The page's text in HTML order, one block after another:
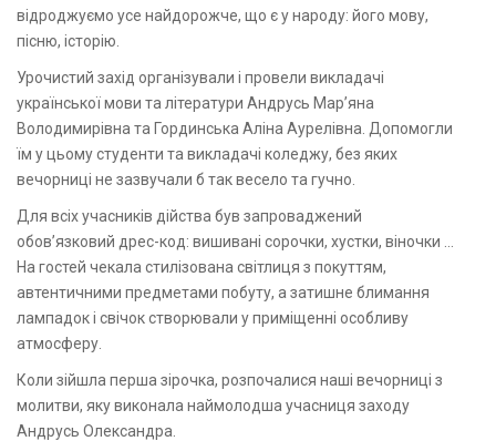
відроджуємо усе найдорожче, що є у народу: його мову,
пісню, історію.
Урочистий захід організували і провели викладачі
української мови та літератури Андрусь Мар’яна
Володимирівна та Гординська Аліна Аурелівна. Допомогли
їм у цьому студенти та викладачі коледжу, без яких
вечорниці не зазвучали б так весело та гучно.
Для всіх учасників дійства був запроваджений
обов’язковий дрес-код: вишивані сорочки, хустки, віночки …
На гостей чекала стилізована світлиця з покуттям,
автентичними предметами побуту, а затишне блимання
лампадок і свічок створювали у приміщенні особливу
атмосферу.
Коли зійшла перша зірочка, розпочалися наші вечорниці з
молитви, яку виконала наймолодша учасниця заходу
Андрусь Олександра.